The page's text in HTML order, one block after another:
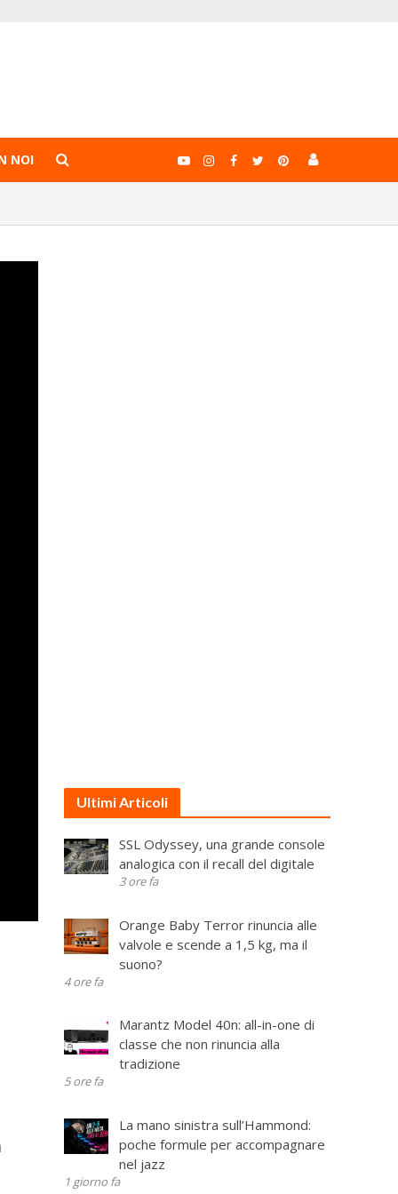
NOI
Ultimi Articoli
SSL Odyssey, una grande console
analogica con il recall del digitale
3 ore fa
Orange Baby Terror rinuncia alle
valvole e scende a 1,5 kg, ma il
suono?
4 ore fa
Marantz Model 40n: all-in-one di
classe che non rinuncia alla
tradizione
5 ore fa
La mano sinistra sull’Hammond:
poche formule per accompagnare
nel jazz
1 giorno fa